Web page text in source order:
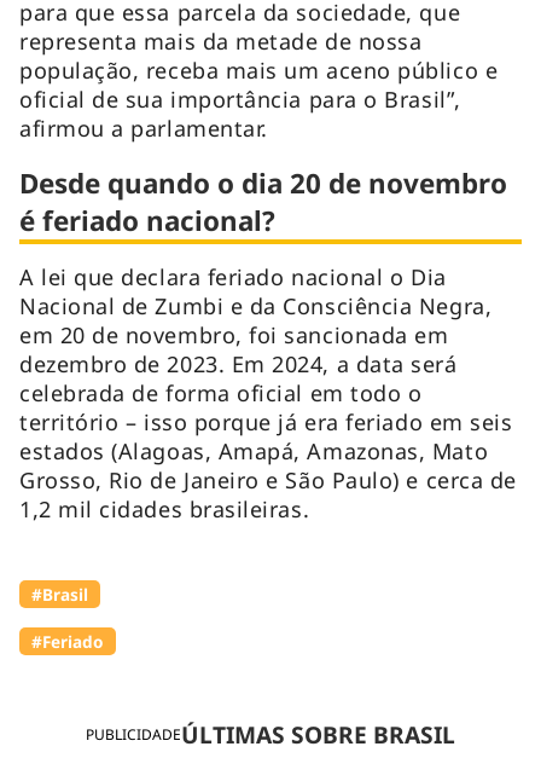
PUBLICIDADEÚLTIMAS SOBRE BRASIL
para que essa parcela da sociedade, que
representa mais da metade de nossa
população, receba mais um aceno público e
oficial de sua importância para o Brasil”,
afirmou a parlamentar.
Desde quando o dia 20 de novembro
é feriado nacional?
A lei que declara feriado nacional o Dia
Nacional de Zumbi e da Consciência Negra,
em 20 de novembro, foi sancionada em
dezembro de 2023. Em 2024, a data será
celebrada de forma oficial em todo o
território – isso porque já era feriado em seis
estados (Alagoas, Amapá, Amazonas, Mato
Grosso, Rio de Janeiro e São Paulo) e cerca de
1,2 mil cidades brasileiras.
#Brasil
#Feriado